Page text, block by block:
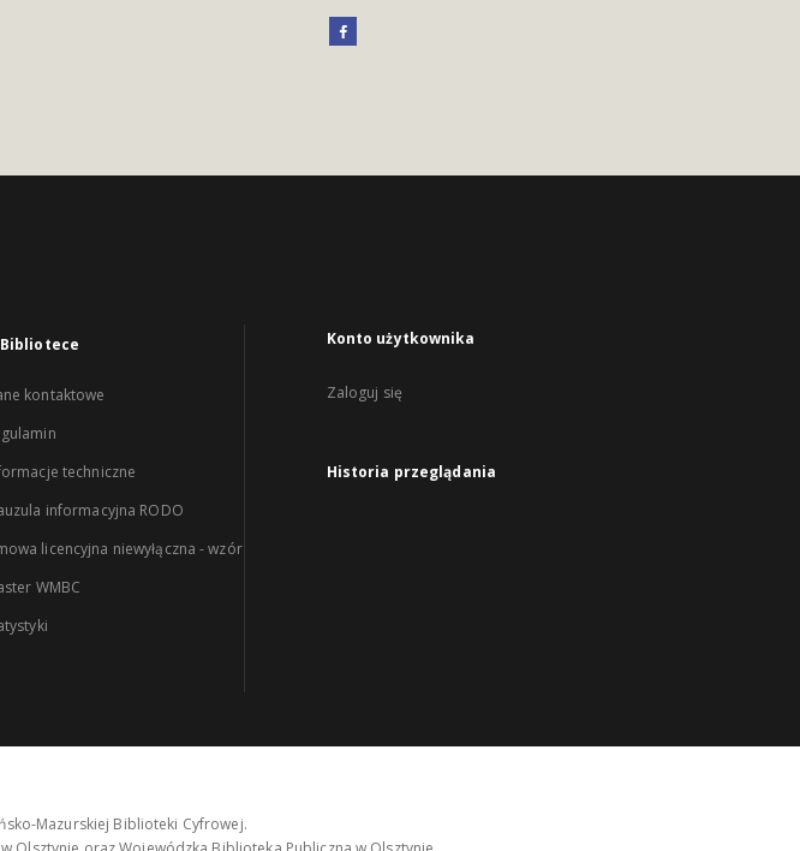
Bibliotece
kontaktowe
techniczne
informacyjna RODO
licencyjna niewyłączna - wzór
WMBC
Konto użytkownika
Zaloguj się
Historia przeglądania
Mazurskiej Biblioteki Cyfrowej.